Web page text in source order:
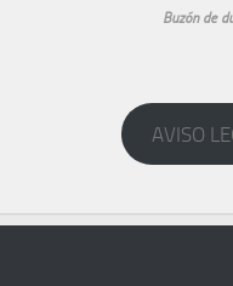
Buzón de
AVISO